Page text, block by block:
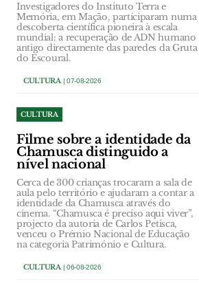
Investigadores do Instituto Terra e
Memória, em Mação, participaram numa
descoberta científica pioneira à escala
mundial: a recuperação de ADN humano
antigo directamente das paredes da Gruta
do Escoural.
CULTURA| 07-08-2026
CULTURA
Filme sobre a identidade da
Chamusca distinguido a
nível nacional
Cerca de 300 crianças trocaram a sala de
aula pelo território e ajudaram a contar a
identidade da Chamusca através do
cinema. “Chamusca é preciso aqui viver”,
projecto da autoria de Carlos Petisca,
venceu o Prémio Nacional de Educação
na categoria Património e Cultura.
CULTURA| 06-08-2026